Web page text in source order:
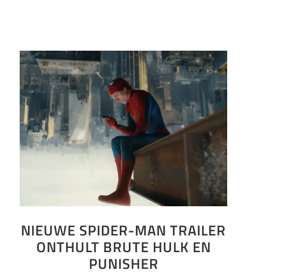
NIEUWE SPIDER-MAN TRAILER
ONTHULT BRUTE HULK EN
PUNISHER